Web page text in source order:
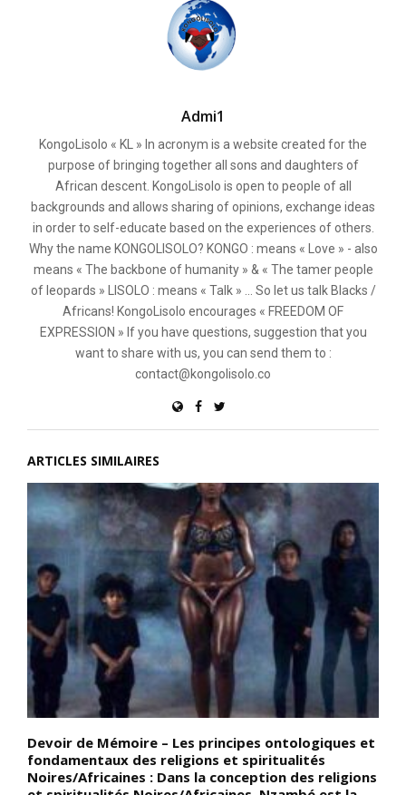
Admi1
KongoLisolo « KL » In acronym is a website created for the
purpose of bringing together all sons and daughters of
African descent. KongoLisolo is open to people of all
backgrounds and allows sharing of opinions, exchange ideas
in order to self-educate based on the experiences of others.
Why the name KONGOLISOLO? KONGO : means « Love » - also
means « The backbone of humanity » & « The tamer people
of leopards » LISOLO : means « Talk » ... So let us talk Blacks /
Africans! KongoLisolo encourages « FREEDOM OF
EXPRESSION » If you have questions, suggestion that you
want to share with us, you can send them to :
contact@kongolisolo.co
ARTICLES SIMILAIRES
Devoir de Mémoire – Les principes ontologiques et
fondamentaux des religions et spiritualités
Noires/Africaines : Dans la conception des religions